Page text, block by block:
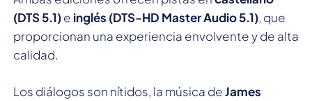
(DTS 5.1)e inglés (DTS-HD Master Audio 5.1), que
proporcionan una experiencia envolvente y de alta
calidad.
Los diálogos son nítidos, la música deJames